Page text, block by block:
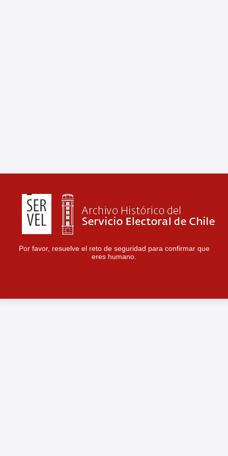
Por favor, resuelve el reto de seguridad para confirmar que
eres humano.